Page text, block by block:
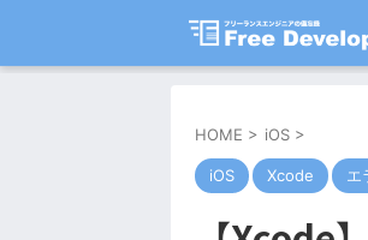
HOME > iOS >
iOS Xcode エ